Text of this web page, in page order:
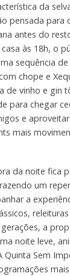
da
pensada para
antes do
às 18h, o
sequência
chope e
de vinho e gin
para chegar
e
mais
da noite fica
um
a
a
noite leve,
Quinta Sem